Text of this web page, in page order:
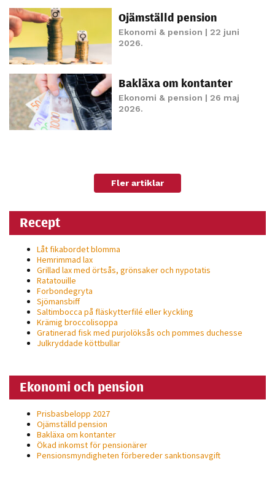
Ojämställd pension
Ekonomi & pension | 22 juni
2026.
Bakläxa om kontanter
Ekonomi & pension | 26 maj
2026.
Fler artiklar
Recept
Låt fikabordet blomma
Hemrimmad lax
Grillad lax med örtsås, grönsaker och nypotatis
Ratatouille
Forbondegryta
Sjömansbiff
Saltimbocca på fläsk­ytterfilé eller kyckling
Krämig broccolisoppa
Gratinerad fisk med purjolöksås och pommes duchesse
Julkryddade köttbullar
Ekonomi och pension
Prisbasbelopp 2027
Ojämställd pension
Bakläxa om kontanter
Ökad inkomst för pensionärer
Pensionsmyndigheten förbereder sanktionsavgift
Upplevelse
För att vår
möjligt under
ditt besök.
funktionalitet
att försvinna
Marknadsföring
intressen och ditt
surfar ökar du
och erbjudanden.